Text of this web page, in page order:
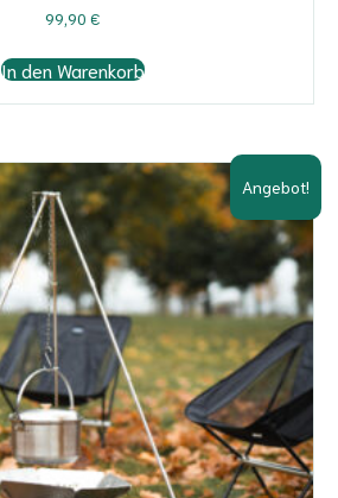
99,90 €
In den Warenkorb
Angebot!